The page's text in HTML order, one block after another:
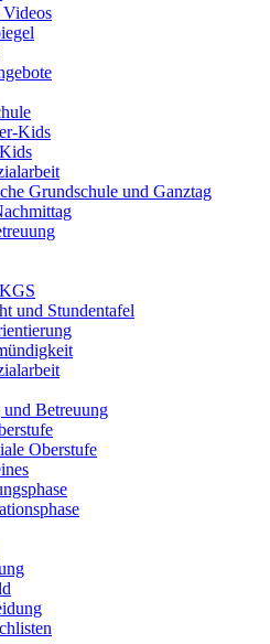
Kids
Grundschule und Ganztag
und Stundentafel
und Betreuung
Oberstufe